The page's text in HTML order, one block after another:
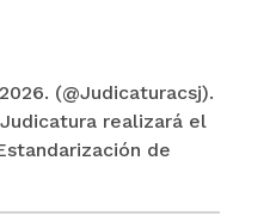
(@Judicaturacsj).
realizará el
de